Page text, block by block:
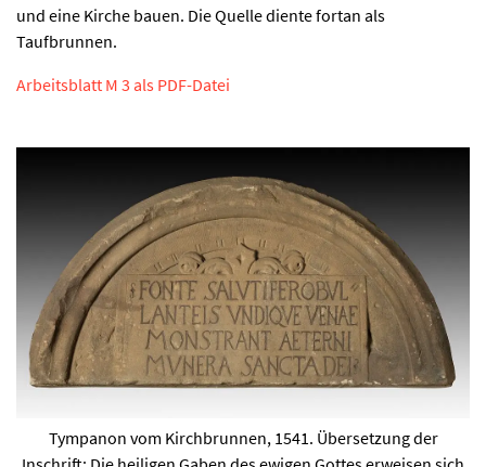
und eine Kirche bauen. Die Quelle diente fortan als
Taufbrunnen.
Arbeitsblatt M 3 als PDF-Datei
Tympanon vom Kirchbrunnen, 1541. Übersetzung der